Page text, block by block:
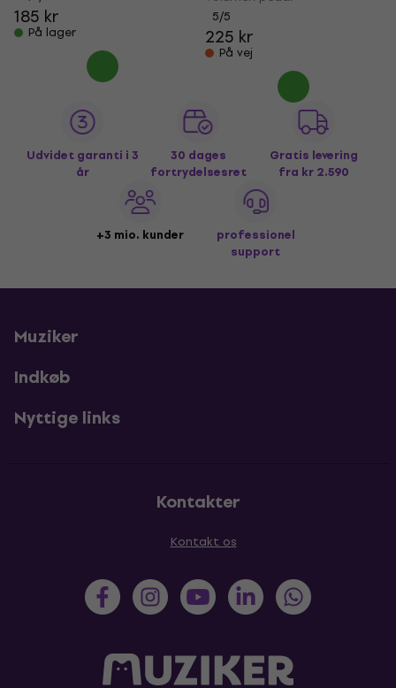
185 kr
På lager
5/5
225 kr
På vej
Udvidet garanti i 3
år
30 dages
fortrydelsesret
Gratis levering
fra kr 2.590
+3 mio. kunder
professionel
support
Muziker
Indkøb
Nyttige links
Kontakter
Kontakt os